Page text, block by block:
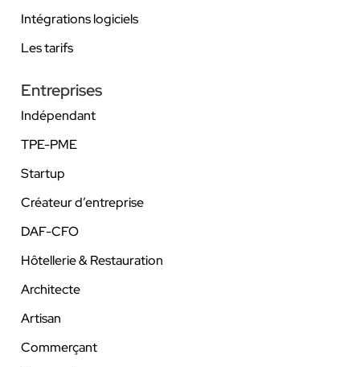
Intégrations logiciels
Les tarifs
Entreprises
Indépendant
TPE-PME
Startup
Créateur d’entreprise
DAF-CFO
Hôtellerie & Restauration
Architecte
Artisan
Commerçant